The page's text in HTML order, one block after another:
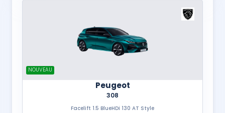
NOUVEAU
Peugeot
308
Facelift 1.5 BlueHDi 130 AT Style